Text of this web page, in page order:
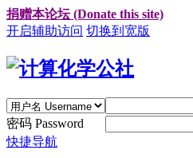
捐赠本论坛 (Donate this site)
开启辅助访问 切换到宽版
密码 Password
快捷导航